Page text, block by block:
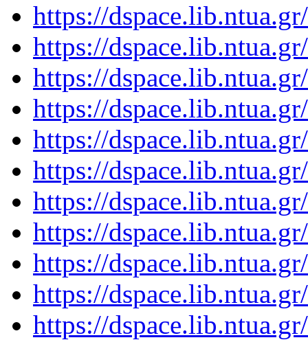
https://
https://
https://
https://
https://
https://
https://
https://
https://
https://
https://